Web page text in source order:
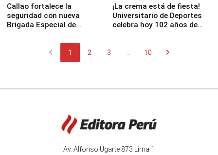
Callao fortalece la
seguridad con nueva
Brigada Especial de
equipamiento para
¡La crema está de fiesta!
Universitario de Deportes
celebra hoy 102 años de
chevron_left 1 2 3 10 chevron_right
Av. Alfonso Ugarte 873 Lima 1